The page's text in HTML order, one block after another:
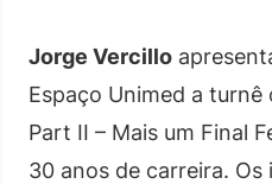
Jorge Vercillo
Espaço Unimed a turnê
Part II – Mais um Final
30 anos de carreira. Os